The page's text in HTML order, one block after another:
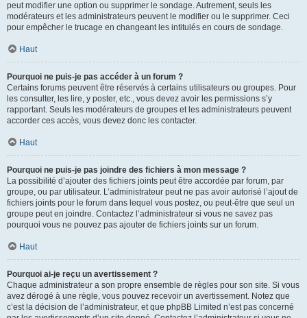
peut modifier une option ou supprimer le sondage. Autrement, seuls les
modérateurs et les administrateurs peuvent le modifier ou le supprimer. Ceci
pour empêcher le trucage en changeant les intitulés en cours de sondage.
Haut
Pourquoi ne puis-je pas accéder à un forum ?
Certains forums peuvent être réservés à certains utilisateurs ou groupes. Pour
les consulter, les lire, y poster, etc., vous devez avoir les permissions s’y
rapportant. Seuls les modérateurs de groupes et les administrateurs peuvent
accorder ces accès, vous devez donc les contacter.
Haut
Pourquoi ne puis-je pas joindre des fichiers à mon message ?
La possibilité d’ajouter des fichiers joints peut être accordée par forum, par
groupe, ou par utilisateur. L’administrateur peut ne pas avoir autorisé l’ajout de
fichiers joints pour le forum dans lequel vous postez, ou peut-être que seul un
groupe peut en joindre. Contactez l’administrateur si vous ne savez pas
pourquoi vous ne pouvez pas ajouter de fichiers joints sur un forum.
Haut
Pourquoi ai-je reçu un avertissement ?
Chaque administrateur a son propre ensemble de règles pour son site. Si vous
avez dérogé à une règle, vous pouvez recevoir un avertissement. Notez que
c’est la décision de l’administrateur, et que phpBB Limited n’est pas concerné